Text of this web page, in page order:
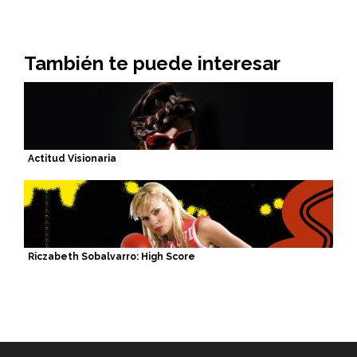
También te puede interesar
Actitud Visionaria
Riczabeth Sobalvarro: High Score